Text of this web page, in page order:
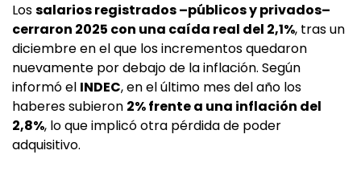
Lossalarios registrados –públicos y privados–
cerraron 2025 con una caída real del 2,1%, tras un
diciembre en el que los incrementos quedaron
nuevamente por debajo de la inflación. Según
informó el INDEC, en el último mes del año los
haberes subieron 2% frente a una inflación del
2,8%, lo que implicó otra pérdida de poder
adquisitivo.